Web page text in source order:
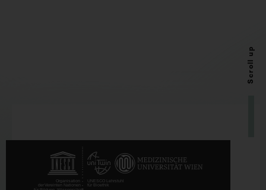
Scroll up